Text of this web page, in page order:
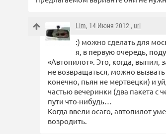
Lim, 14 Июня 2012 , url
:) можно сделать для
я, в первую очередь,
«Автопилот». Это, когда, выпил,
не возвращаться, можно
конечно, пьян не мертвецки) и
частью вечеринки (два пакета с
пути что-нибудь…
Когда ввели осаго, автопилот
возродить.